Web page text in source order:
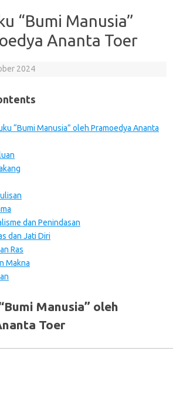
“Bumi Manusia”
Ananta Toer
2024
“Bumi Manusia” oleh Pramoedya Ananta
dan Penindasan
dan Jati Diri
Ras
Makna
Manusia” oleh
Toer